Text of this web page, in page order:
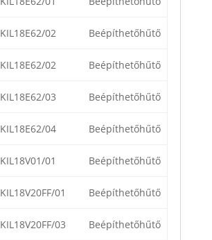
KIL18E62/02 Beépíthetőhűtő
KIL18E62/02 Beépíthetőhűtő
KIL18E62/03 Beépíthetőhűtő
KIL18E62/04 Beépíthetőhűtő
KIL18V01/01 Beépíthetőhűtő
KIL18V20FF/01 Beépíthetőhűtő
KIL18V20FF/03 Beépíthetőhűtő